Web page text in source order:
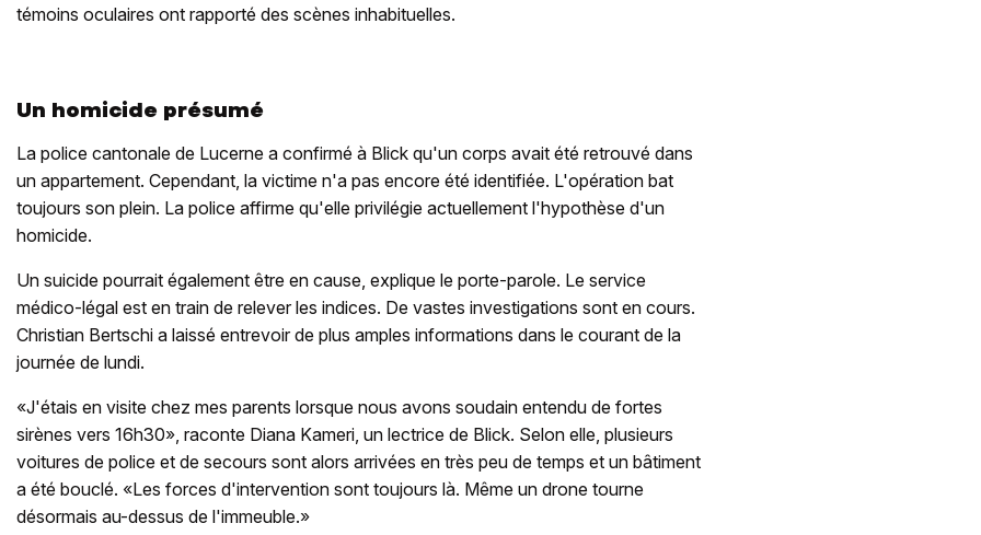
témoins oculaires ont rapporté des scènes inhabituelles.
Un homicide présumé
La police cantonale de Lucerne a confirmé à Blick qu'un corps avait été retrouvé dans
un appartement. Cependant, la victime n'a pas encore été identifiée. L'opération bat
toujours son plein. La police affirme qu'elle privilégie actuellement l'hypothèse d'un
homicide.
Un suicide pourrait également être en cause, explique le porte-parole. Le service
médico-légal est en train de relever les indices. De vastes investigations sont en cours.
Christian Bertschi a laissé entrevoir de plus amples informations dans le courant de la
journée de lundi.
«J'étais en visite chez mes parents lorsque nous avons soudain entendu de fortes
sirènes vers 16h30», raconte Diana Kameri, un lectrice de Blick. Selon elle, plusieurs
voitures de police et de secours sont alors arrivées en très peu de temps et un bâtiment
a été bouclé. «Les forces d'intervention sont toujours là. Même un drone tourne
désormais au-dessus de l'immeuble.»